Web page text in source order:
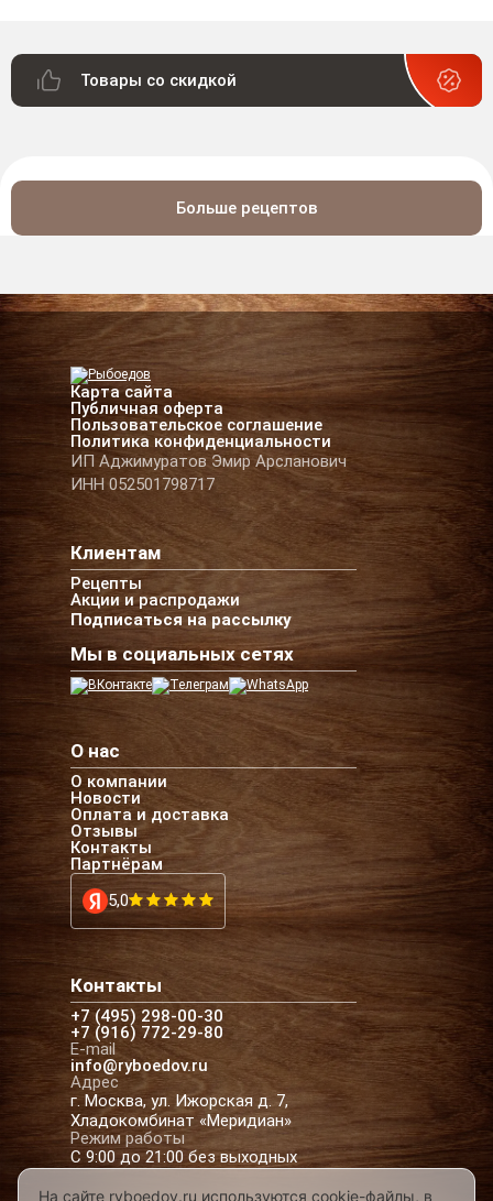
Товары со скидкой
Больше рецептов
Карта сайта
Публичная оферта
Пользовательское соглашение
Политика конфиденциальности
ИП Аджимуратов Эмир Арсланович
ИНН 052501798717
Клиентам
Рецепты
Акции и распродажи
Подписаться на рассылку
Мы в социальных сетях
О нас
О компании
Новости
Оплата и доставка
Отзывы
Контакты
Партнёрам
5,0
Контакты
+7 (495) 298-00-30
+7 (916) 772-29-80
E-mail
info@ryboedov.ru
Адрес
г. Москва, ул. Ижорская д. 7,
Хладокомбинат «Меридиан»
Режим работы
С 9:00 до 21:00 без выходных
На сайте ryboedov.ru используются cookie-файлы, в